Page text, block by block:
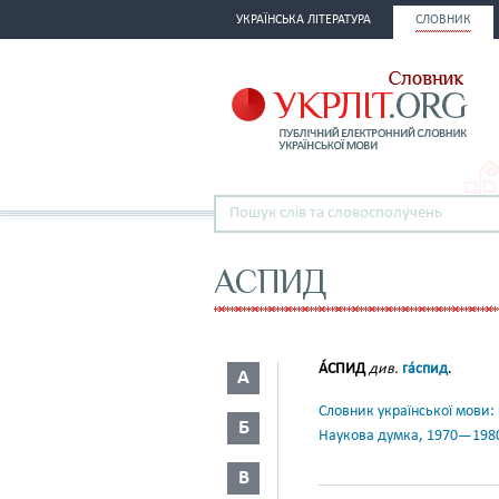
УКРАЇНСЬКА ЛІТЕРАТУРА СЛОВНИК
АСПИД
А
Б
В
А́СПИД див. га́спид.
Словник української
Наукова думка,